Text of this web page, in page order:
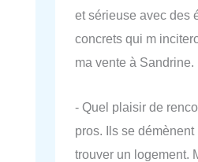
et sérieuse avec des
concrets qui m
ma vente à Sandrine.
- Quel plaisir de
pros. Ils se démènent
trouver un logement.